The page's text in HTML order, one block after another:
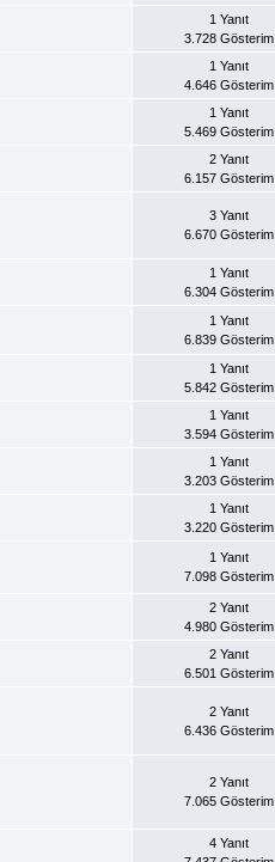
1 Yanıt
3.728 Gösterim
1 Yanıt
4.646 Gösterim
1 Yanıt
5.469 Gösterim
2 Yanıt
6.157 Gösterim
3 Yanıt
6.670 Gösterim
1 Yanıt
6.304 Gösterim
1 Yanıt
6.839 Gösterim
1 Yanıt
5.842 Gösterim
1 Yanıt
3.594 Gösterim
1 Yanıt
3.203 Gösterim
1 Yanıt
3.220 Gösterim
1 Yanıt
7.098 Gösterim
2 Yanıt
4.980 Gösterim
2 Yanıt
6.501 Gösterim
2 Yanıt
6.436 Gösterim
2 Yanıt
7.065 Gösterim
4 Yanıt